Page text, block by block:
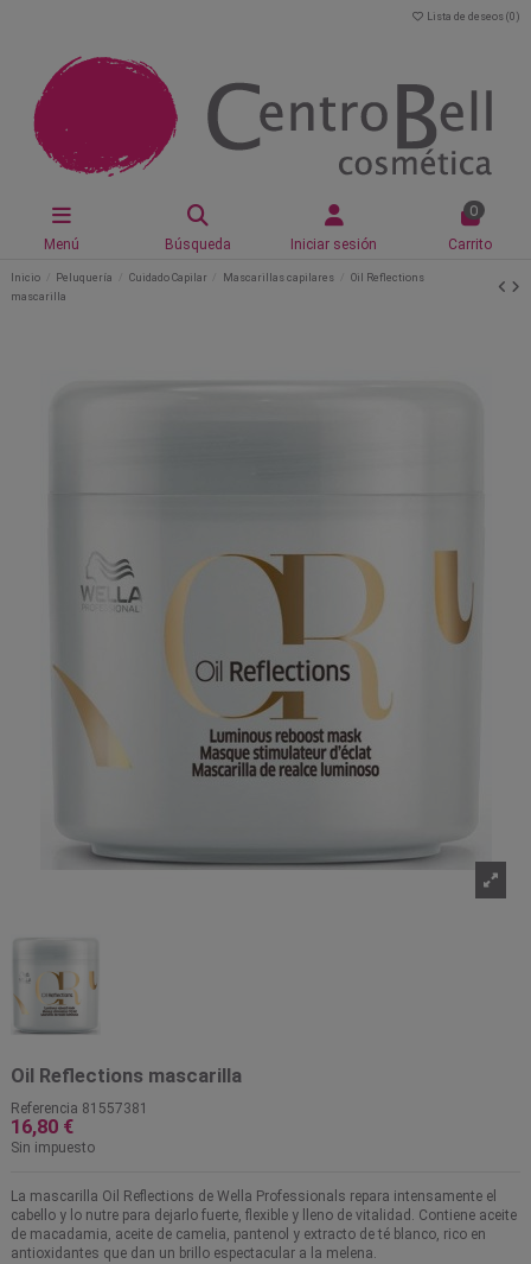
Lista de deseos (0 )
Menú Búsqueda Iniciar sesión
0
Carrito
Inicio Peluquería Cuidado Capilar Mascarillas capilares
Oil Reflections
mascarilla
Oil Reflections mascarilla
Referencia 81557381
16,80 €
Sin impuesto
La mascarilla Oil Reflections de Wella Professionals repara intensamente el
cabello y lo nutre para dejarlo fuerte, flexible y lleno de vitalidad. Contiene aceite
de macadamia, aceite de camelia, pantenol y extracto de té blanco, rico en
antioxidantes que dan un brillo espectacular a la melena.